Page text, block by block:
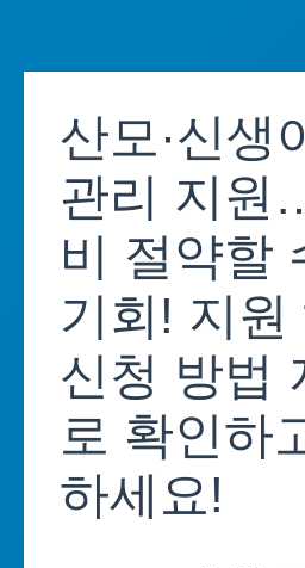
content산모·신생
관리 지원
비 절약할
기회! 지원
신청 방법
로 확인하
하세요!